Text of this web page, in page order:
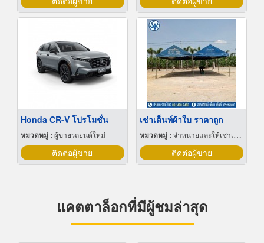
Honda CR-V โปรโมชั่น
หมวดหมู่ : ผู้ขายรถยนต์ใหม่
ติดต่อผู้ขาย
เช่าเต็นท์ผ้าใบ ราคาถูก
หมวดหมู่ : จำหน่ายและให้เช่าเต็นท์
ติดต่อผู้ขาย
แคตตาล็อกที่มีผู้ชมล่าสุด